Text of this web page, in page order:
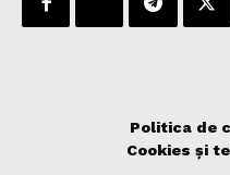
Politica de
Cookies și